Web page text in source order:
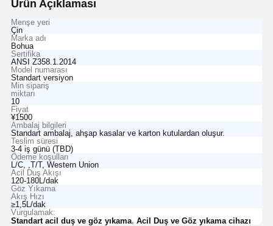
Ürün Açıklaması
Menşe yeri
Çin
Marka adı
Bohua
Sertifika
ANSI Z358.1.2014
Model numarası
Standart versiyon
Min sipariş
miktarı
10
Fiyat
¥1500
Ambalaj bilgileri
Standart ambalaj, ahşap kasalar ve karton kutulardan oluşur.
Teslim süresi
3-4 iş günü (TBD)
Ödeme koşulları
L/C, ,T/T, Western Union
Acil Duş Akışı
120-180L/dak
Göz Yıkama
Akış Hızı
≥1,5L/dak
Vurgulamak:
Standart acil duş ve göz yıkama, Acil Duş ve Göz yıkama cihazı